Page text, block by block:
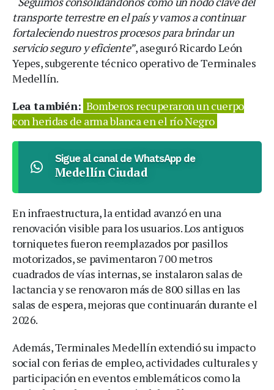
transporte terrestre en el país y vamos a continuar
fortaleciendo nuestros procesos para brindar un
servicio seguro y eficiente”, aseguró Ricardo León
Yepes, subgerente técnico operativo de Terminales
Medellín.
Lea también: Bomberos recuperaron un cuerpo
con heridas de arma blanca en el río Negro
Sigue al canal de WhatsApp de
Medellín Ciudad
En infraestructura, la entidad avanzó en una
renovación visible para los usuarios. Los antiguos
torniquetes fueron reemplazados por pasillos
motorizados, se pavimentaron 700 metros
cuadrados de vías internas, se instalaron salas de
lactancia y se renovaron más de 800 sillas en las
salas de espera, mejoras que continuarán durante el
2026.
Además, Terminales Medellín extendió su impacto
social con ferias de empleo, actividades culturales y
participación en eventos emblemáticos como la